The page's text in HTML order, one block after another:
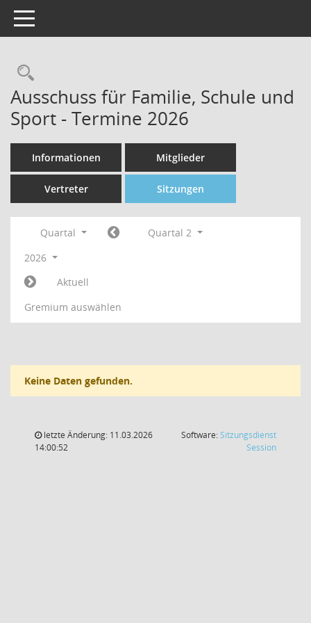
Toggle navigation
Rechercheauswahl
Ausschuss für Familie, Schule und
Sport - Termine 2026
Informationen Mitglieder
Vertreter Sitzungen
Quartal
Quartal 2
2026
Aktuell
Gremium auswählen
Keine Daten gefunden.
letzte Änderung: 11.03.2026
14:00:52
Software:Sitzungsdienst
Session(Wird in